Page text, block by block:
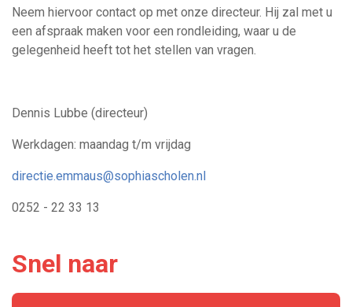
Neem hiervoor contact op met onze directeur. Hij zal met u
een afspraak maken voor een rondleiding, waar u de
gelegenheid heeft tot het stellen van vragen.
Dennis Lubbe (directeur)
Werkdagen: maandag t/m vrijdag
directie.emmaus@sophiascholen.nl
0252 - 22 33 13
Snel naar